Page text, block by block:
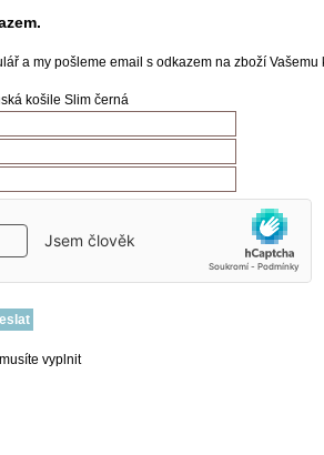
a my pošleme email s odkazem na zboží
košile Slim černá
vyplnit